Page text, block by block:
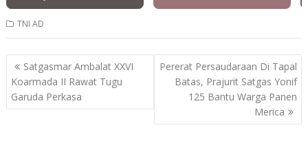
TNI AD
Post
navigation
Satgasmar Ambalat XXVI
Koarmada II Rawat Tugu
Garuda Perkasa
Pererat Persaudaraan Di Tapal
Batas, Prajurit Satgas Yonif
125 Bantu Warga Panen
Merica